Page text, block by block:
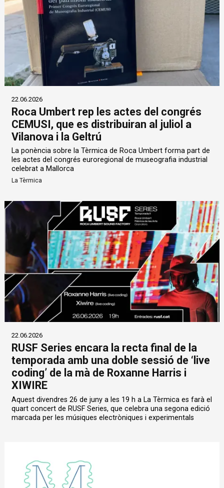
22.06.2026
Roca Umbert rep les actes del congrés
CEMUSI, que es distribuiran al juliol a
Vilanova i la Geltrú
La ponència sobre la Tèrmica de Roca Umbert forma part de
les actes del congrés euroregional de museografia industrial
celebrat a Mallorca
La Tèrmica
22.06.2026
RUSF Series encara la recta final de la
temporada amb una doble sessió de ‘live
coding’ de la mà de Roxanne Harris i
XIWIRE
Aquest divendres 26 de juny a les 19 h a La Tèrmica es farà el
quart concert de RUSF Series, que celebra una segona edició
marcada per les músiques electròniques i experimentals